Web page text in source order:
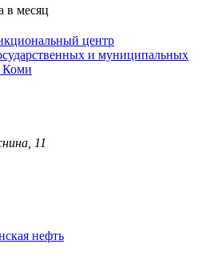
в месяц
центр
и муниципальных
Коми
11
нефть